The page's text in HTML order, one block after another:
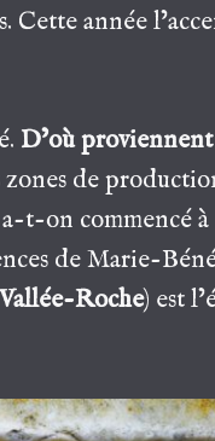
année
D’où proviennent
de
t-on commencé
de Marie-
Roche) est